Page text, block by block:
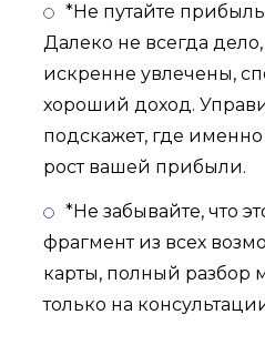
*Не путайте
Далеко не всегда
искренне увлечены,
хороший доход.
подскажет, где
рост вашей прибыли.
*Не забывайте, что
фрагмент из всех
карты, полный разбор
только на